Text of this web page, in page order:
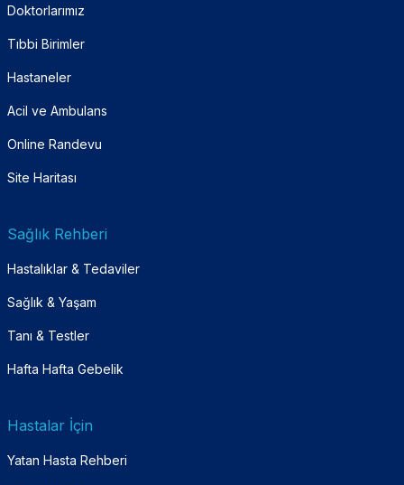
Doktorlarımız
Tıbbi Birimler
Hastaneler
Acil ve Ambulans
Online Randevu
Site Haritası
Sağlık Rehberi
Hastalıklar & Tedaviler
Sağlık & Yaşam
Tanı & Testler
Hafta Hafta Gebelik
Hastalar İçin
Yatan Hasta Rehberi